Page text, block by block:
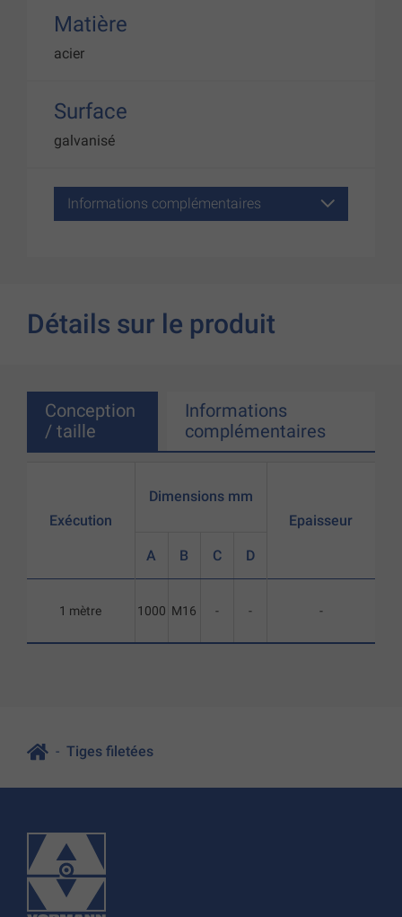
Matière
acier
Surface
galvanisé
Informations complémentaires
Détails sur le produit
Conception
/ taille
Informations
complémentaires
Exécution
1 mètre
Dimensions mm
A B C D
1000 M16 - -
Epaisseur
-
Tiges filetées